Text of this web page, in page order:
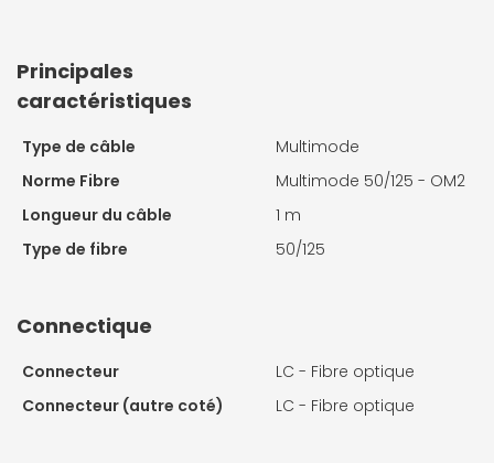
Principales
caractéristiques
Type de câble
Multimode
Norme Fibre
Multimode 50/125 - OM2
Longueur du câble
1 m
Type de fibre
50/125
Connectique
Connecteur
LC - Fibre optique
Connecteur (autre coté)
LC - Fibre optique